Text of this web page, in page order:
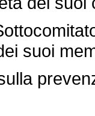
suoi